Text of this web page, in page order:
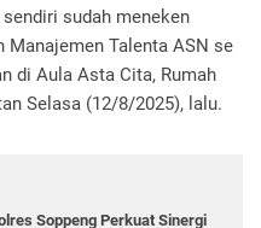
sudah meneken
Manajemen Talenta ASN se
di Aula Asta Cita, Rumah
Selasa (12/8/2025), lalu.
Soppeng Perkuat Sinergi